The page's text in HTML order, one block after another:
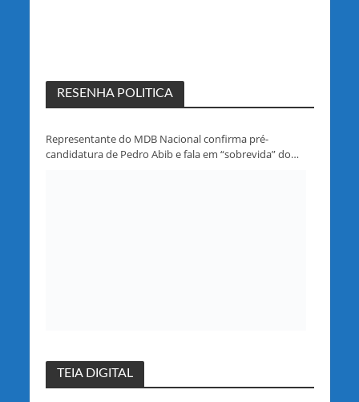
RESENHA POLITICA
Representante do MDB Nacional confirma pré-
candidatura de Pedro Abib e fala em “sobrevida” do
TEIA DIGITAL